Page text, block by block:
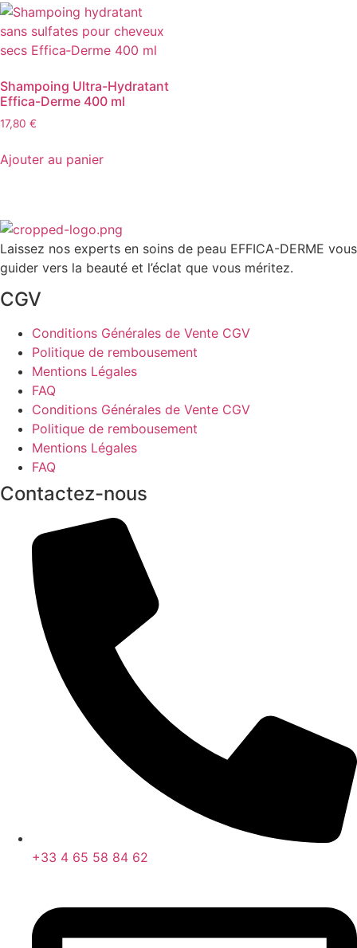
Shampoing Ultra-Hydratant
Effica-Derme 400 ml
17,80 €
Ajouter au panier
Laissez nos experts en soins de peau EFFICA-DERME vous
guider vers la beauté et l’éclat que vous méritez.
CGV
Conditions Générales de Vente CGV
Politique de rembousement
Mentions Légales
FAQ
Conditions Générales de Vente CGV
Politique de rembousement
Mentions Légales
FAQ
Contactez-nous
+33 4 65 58 84 62